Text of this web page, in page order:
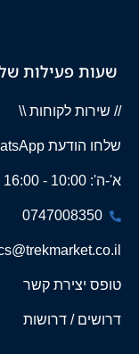
שעות פעילות
// שירות לקוחות \\
שלחו הודעת WhatsApp דרך האתר
א'-ה': 10:00 - 16:00 | שישי שבת סגור
0747008350
טופס יצירת קשר
דרושים / דרושות